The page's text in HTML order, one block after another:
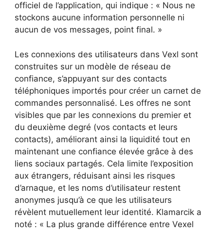
officiel de l’application, qui indique : « Nous ne
stockons aucune information personnelle ni
aucun de vos messages, point final. »
Les connexions des utilisateurs dans Vexl sont
construites sur un modèle de réseau de
confiance, s’appuyant sur des contacts
téléphoniques importés pour créer un carnet de
commandes personnalisé. Les offres ne sont
visibles que par les connexions du premier et
du deuxième degré (vos contacts et leurs
contacts), améliorant ainsi la liquidité tout en
maintenant une confiance élevée grâce à des
liens sociaux partagés. Cela limite l’exposition
aux étrangers, réduisant ainsi les risques
d’arnaque, et les noms d’utilisateur restent
anonymes jusqu’à ce que les utilisateurs
révèlent mutuellement leur identité. Klamarcik a
noté : « La plus grande différence entre Vexel